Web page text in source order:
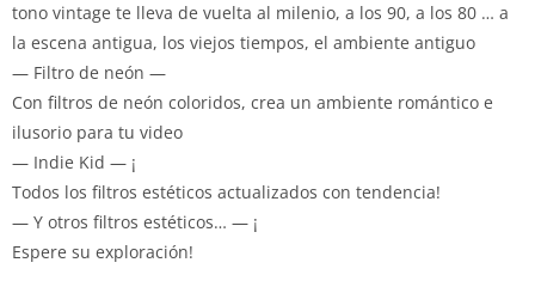
tono vintage te lleva de vuelta al milenio, a los 90, a los 80 … a
la escena antigua, los viejos tiempos, el ambiente antiguo
— Filtro de neón —
Con filtros de neón coloridos, crea un ambiente romántico e
ilusorio para tu video
— Indie Kid — ¡
Todos los filtros estéticos actualizados con tendencia!
— Y otros filtros estéticos… — ¡
Espere su exploración!